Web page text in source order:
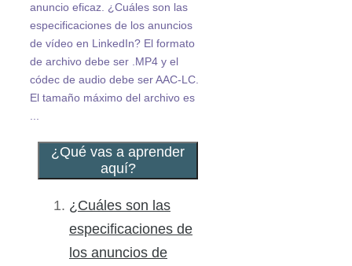
anuncio eficaz. ¿Cuáles son las
especificaciones de los anuncios
de vídeo en LinkedIn? El formato
de archivo debe ser .MP4 y el
códec de audio debe ser AAC-LC.
El tamaño máximo del archivo es
...
¿Qué vas a aprender
aquí?
¿Cuáles son las
especificaciones de
los anuncios de